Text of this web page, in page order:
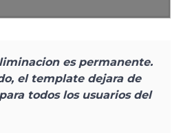
es permanente.
el template dejara de
todos los usuarios del